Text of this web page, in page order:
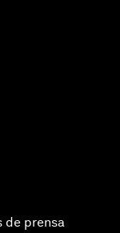
de prensa